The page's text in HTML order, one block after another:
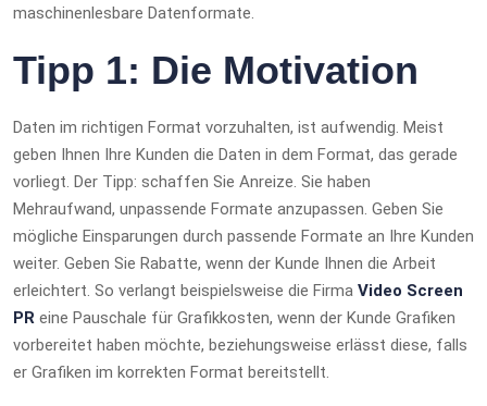
maschinenlesbare Datenformate.
Tipp 1: Die Motivation
Daten im richtigen Format vorzuhalten, ist aufwendig. Meist
geben Ihnen Ihre Kunden die Daten in dem Format, das gerade
vorliegt. Der Tipp: schaffen Sie Anreize. Sie haben
Mehraufwand, unpassende Formate anzupassen. Geben Sie
mögliche Einsparungen durch passende Formate an Ihre Kunden
weiter. Geben Sie Rabatte, wenn der Kunde Ihnen die Arbeit
erleichtert. So verlangt beispielsweise die Firma Video Screen
PR eine Pauschale für Grafikkosten, wenn der Kunde Grafiken
vorbereitet haben möchte, beziehungsweise erlässt diese, falls
er Grafiken im korrekten Format bereitstellt.